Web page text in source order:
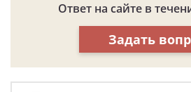
Ответ на сайте в
Задать